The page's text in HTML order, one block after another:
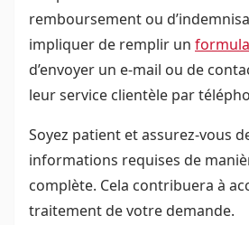
remboursement ou
impliquer de remplir un
d’envoyer un e-mail ou de
leur service clientèle par
Soyez patient et assurez-vous
informations requises de
complète. Cela contribuera à
traitement de votre demande.